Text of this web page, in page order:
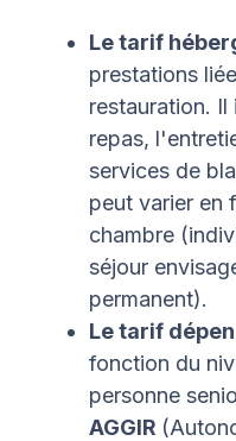
Le tarif
prestations
restauration. Il
repas,
services de
peut varier en
chambre
séjour
permanent).
Le tarif
fonction du
personne
AGGIR